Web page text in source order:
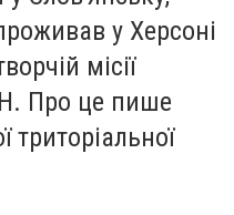
у Херсоні
місії
Про це пише
триторіальної